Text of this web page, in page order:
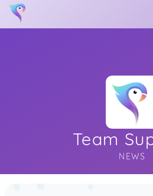
Team
NEWS
Soon you will learn more about